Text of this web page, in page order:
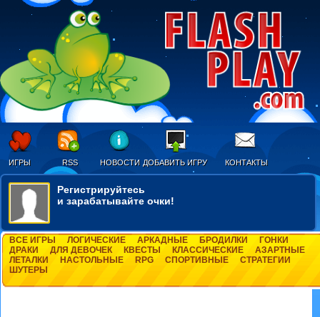
ИГРЫ RSS НОВОСТИ ДОБАВИТЬ ИГРУ КОНТАКТЫ
Регистрируйтесь
и зарабатывайте очки!
ВСЕ ИГРЫ ЛОГИЧЕСКИЕ АРКАДНЫЕ БРОДИЛКИ
ГОНКИ
ДРАКИ
ДЛЯ ДЕВОЧЕК КВЕСТЫ КЛАССИЧЕСКИЕ
АЗАРТНЫЕ
ЛЕТАЛКИ
НАСТОЛЬНЫЕ RPG СПОРТИВНЫЕ
СТРАТЕГИИ
ШУТЕРЫ